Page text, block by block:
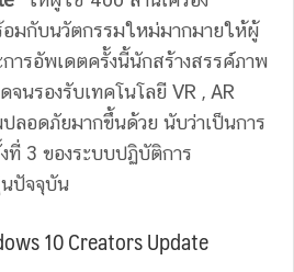
มกับนวัตกรรมใหม่มากมายให้ผู้
ารอัพเดตครั้งนี้นักสร้างสรรค์ภาพ
นรองรับเทคโนโลยี VR , AR
ลอดภัยมากขึ้นด้วย นับว่าเป็นการ
ที่ 3 ของระบบปฏิบัติการ
ปัจจุบัน
10 Creators Update